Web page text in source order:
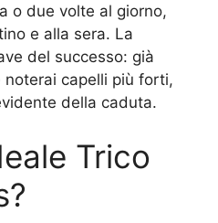
o due volte al giorno,
e alla sera. La
del successo: già
capelli più forti,
della caduta.
Trico